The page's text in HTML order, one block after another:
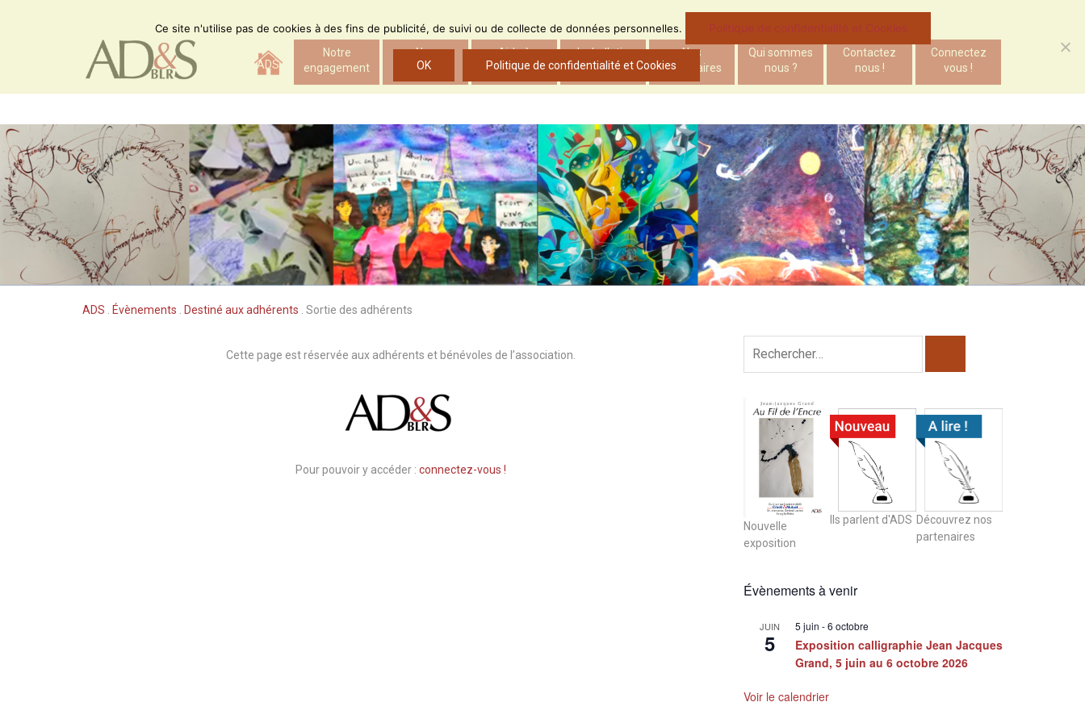
ADS
Notre
engagement
Nos
actions
Aide à
l’insertion
Le bulletin
d’ADS
Nos
partenaires
Qui sommes
nous ?
Contactez
nous !
Connectez
vous !
ADS Évènements Destiné aux adhérents Sortie des adhérents
Cette page est réservée aux adhérents et bénévoles de l’association.
Pour pouvoir y accéder : connectez-vous !
Nouvelle
exposition
Ils parlent d'ADS Découvrez nos
partenaires
Évènements à venir
JUIN
5
5 juin -6 octobre
Exposition calligraphie Jean Jacques
Grand, 5 juin au 6 octobre 2026
Voir le calendrier
Ce site n'utilise pas de cookies à des fins de publicité, de suivi ou de collecte de données personnelles. Politique de confidentialité et Cookies
OK Politique de confidentialité et Cookies